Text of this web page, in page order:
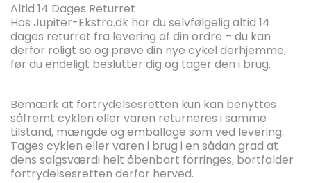
Altid 14 Dages Returret
Hos Jupiter-Ekstra.dk har du selvfølgelig altid 14
dages returret fra levering af din ordre – du kan
derfor roligt se og prøve din nye cykel derhjemme,
før du endeligt beslutter dig og tager den i brug.
Bemærk at fortrydelsesretten kun kan benyttes
såfremt cyklen eller varen returneres i samme
tilstand, mængde og emballage som ved levering.
Tages cyklen eller varen i brug i en sådan grad at
dens salgsværdi helt åbenbart forringes, bortfalder
fortrydelsesretten derfor herved.